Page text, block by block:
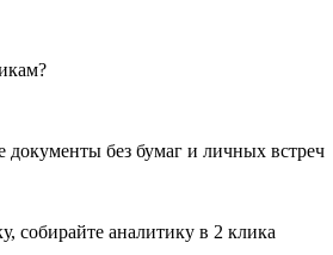
документы без бумаг и личных встреч
собирайте аналитику в 2 клика